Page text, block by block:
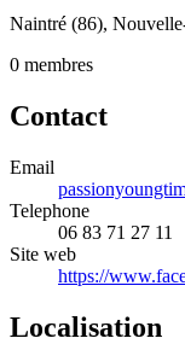
Naintré (86),
0 membres
Contact
Email
Telephone
06 83 71 27 11
Site web
https://
Localisation